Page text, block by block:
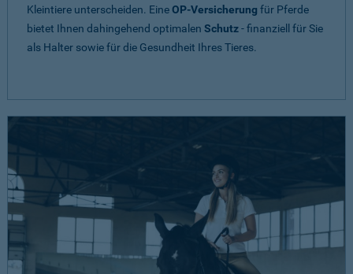
Kleintiere unterscheiden. EineOP-Versicherung für Pferde
bietet Ihnen dahingehend optimalen Schutz- finanziell für Sie
als Halter sowie für die Gesundheit Ihres Tieres.